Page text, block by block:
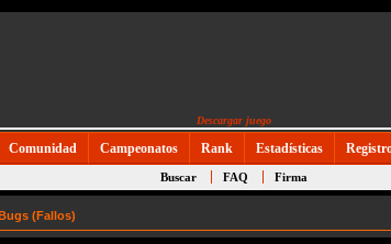
Descargar juego
Comunidad Campeonatos Rank Estadísticas
Buscar FAQ Firma
(Fallos)